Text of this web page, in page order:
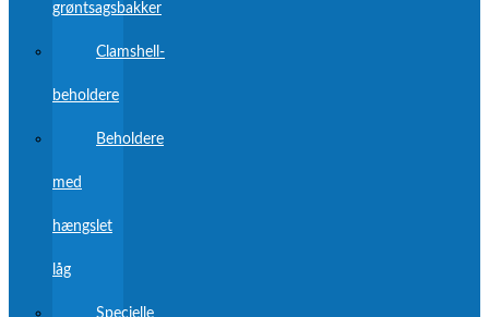
grøntsagsbakker
Clamshell-
beholdere
Beholdere
med
hængslet
låg
Specielle